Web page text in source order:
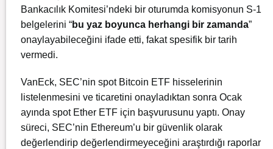
Bankacılık Komitesi’ndeki bir oturumda komisyonun S-1
belgelerini “bu yaz boyunca herhangi bir zamanda”
onaylayabileceğini ifade etti, fakat spesifik bir tarih
vermedi.
VanEck, SEC’nin spot Bitcoin ETF hisselerinin
listelenmesini ve ticaretini onayladıktan sonra Ocak
ayında spot Ether ETF için başvurusunu yaptı. Onay
süreci, SEC’nin Ethereum’u bir güvenlik olarak
değerlendirip değerlendirmeyeceğini araştırdığı raporlar